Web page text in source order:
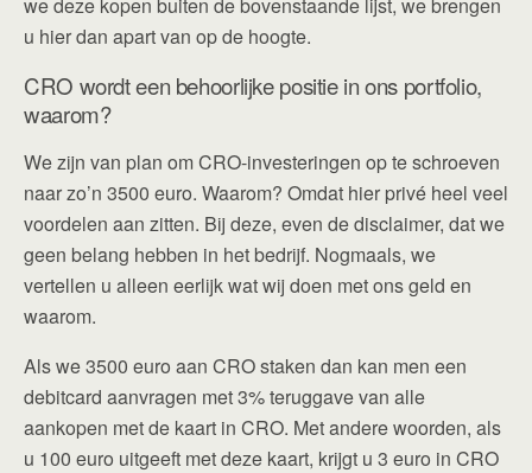
u hier dan apart van op de hoogte.
CRO wordt een behoorlijke positie in ons portfolio,
waarom?
We zijn van plan om CRO-investeringen op te schroeven
naar zo’n 3500 euro. Waarom? Omdat hier privé heel veel
voordelen aan zitten. Bij deze, even de disclaimer, dat we
geen belang hebben in het bedrijf. Nogmaals, we
vertellen u alleen eerlijk wat wij doen met ons geld en
waarom.
Als we 3500 euro aan CRO staken dan kan men een
debitcard aanvragen met 3% teruggave van alle
aankopen met de kaart in CRO. Met andere woorden, als
u 100 euro uitgeeft met deze kaart, krijgt u 3 euro in CRO